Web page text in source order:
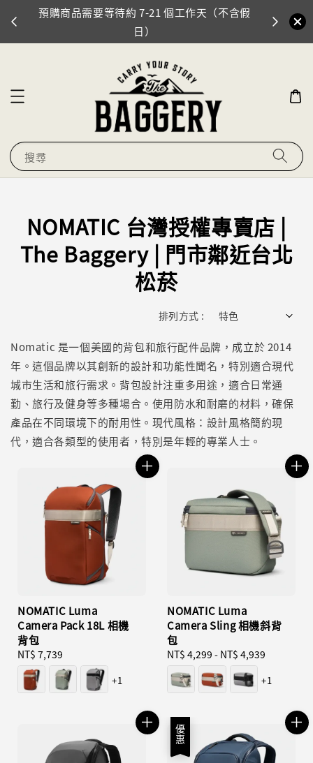
預購商品需要等待約 7-21 個工作天（不含假
日）
門市地
搜尋
NOMATIC 台灣授權專賣店 |
The Baggery | 門市鄰近台北
松菸
排列方式 :
Nomatic 是一個美國的背包和旅行配件品牌，成立於 2014
年。這個品牌以其創新的設計和功能性聞名，特別適合現代
城市生活和旅行需求。背包設計注重多用途，適合日常通
勤、旅行及健身等多種場合。使用防水和耐磨的材料，確保
產品在不同環境下的耐用性。現代風格：設計風格簡約現
代，適合各類型的使用者，特別是年輕的專業人士。
NOMATIC Luma
Camera Pack 18L 相機
背包
Regular
price
NT$ 7,739
+1
NOMATIC Luma
Camera Sling 相機斜背
包
Regular
price
NT$ 4,299 - NT$ 4,939
+1
優惠